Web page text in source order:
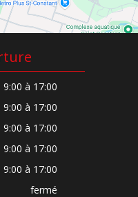
9:00 à 17:00
9:00 à 17:00
9:00 à 17:00
9:00 à 17:00
9:00 à 17:00
fermé